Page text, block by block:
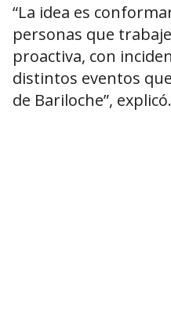
“La idea es
personas que
proactiva, con
distintos eventos
de Bariloche”, explicó.